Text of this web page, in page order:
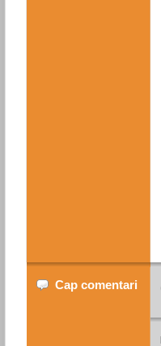
Cap comentari